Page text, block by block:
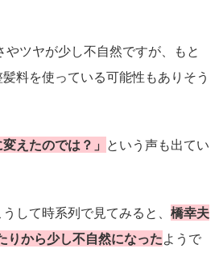
ツヤが少し不自然ですが、もと
料を使っている可能性もありそう
えたのでは？」 という声も出てい
して時系列で見てみると、 橋幸夫
りから少し不自然になったようで